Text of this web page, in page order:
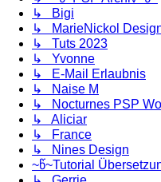
↳ Bigi
↳ MarieNickol
↳ Tuts 2023
↳ Yvonne
↳ E-Mail Erlaubnis
↳ Naise M
↳ Nocturnes PSP
↳ Aliciar
↳ France
↳ Nines Design
~წ~Tutorial